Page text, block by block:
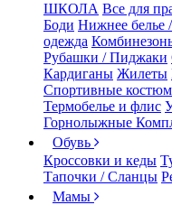
ШКОЛА Все для
Боди Нижнее белье
одежда
Рубашки / Пиджаки
Кардиганы Жилеты
Спортивные
Термобелье и флис
Горнолыжные
Обувь
Кроссовки и кеды
Тапочки / Сланцы
Мамы